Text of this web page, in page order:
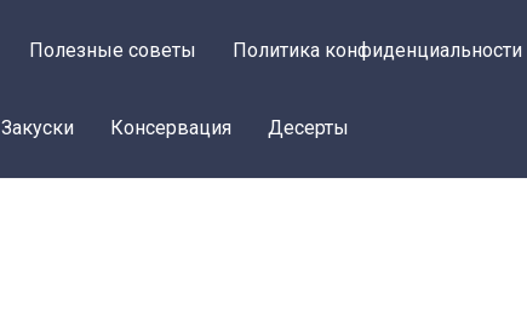
Полезные советы Политика конфиденциальности
Закуски Консервация Десерты